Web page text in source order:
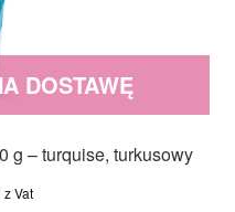
g – turquise, turkusowy
z Vat
DOSTAWĘ